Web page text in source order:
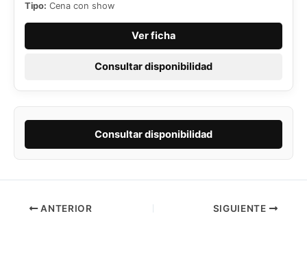
Tipo: Cena con show
Ver ficha
Consultar disponibilidad
Consultar disponibilidad
ANTERIOR SIGUIENTE